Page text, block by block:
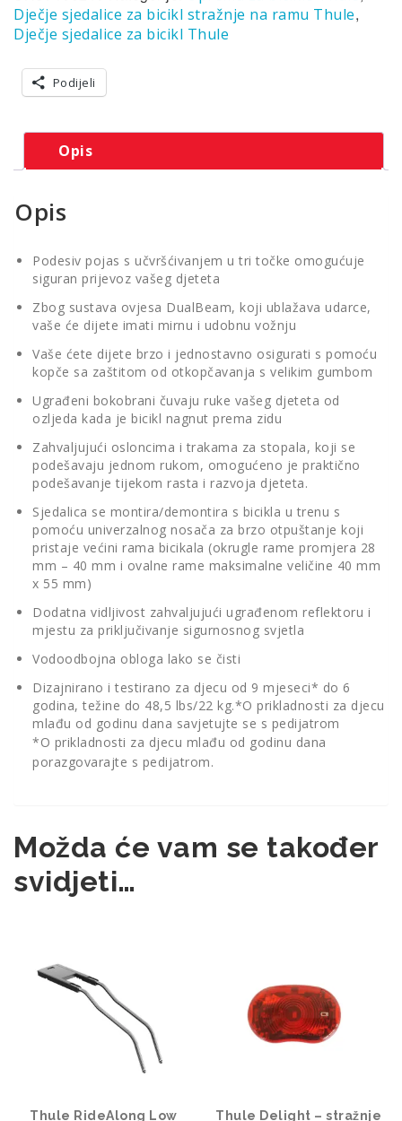
Thule
RideAlong
Lite
siva
Dječje sjedalice za bicikl stražnje na ramu Thule,
Dječje sjedalice za bicikl Thule
Podijeli
Opis
Opis
Podesiv pojas s učvršćivanjem u tri točke omogućuje
siguran prijevoz vašeg djeteta
Zbog sustava ovjesa DualBeam, koji ublažava udarce,
vaše će dijete imati mirnu i udobnu vožnju
Vaše ćete dijete brzo i jednostavno osigurati s pomoću
kopče sa zaštitom od otkopčavanja s velikim gumbom
Ugrađeni bokobrani čuvaju ruke vašeg djeteta od
ozljeda kada je bicikl nagnut prema zidu
Zahvaljujući osloncima i trakama za stopala, koji se
podešavaju jednom rukom, omogućeno je praktično
podešavanje tijekom rasta i razvoja djeteta.
Sjedalica se montira/demontira s bicikla u trenu s
pomoću univerzalnog nosača za brzo otpuštanje koji
pristaje većini rama bicikala (okrugle rame promjera 28
mm – 40 mm i ovalne rame maksimalne veličine 40 mm
x 55 mm)
Dodatna vidljivost zahvaljujući ugrađenom reflektoru i
mjestu za priključivanje sigurnosnog svjetla
Vodoodbojna obloga lako se čisti
Dizajnirano i testirano za djecu od 9 mjeseci* do 6
godina, težine do 48,5 lbs/22 kg.*O prikladnosti za djecu
mlađu od godinu dana savjetujte se s pedijatrom
*O prikladnosti za djecu mlađu od godinu dana
porazgovarajte s pedijatrom.
Možda će vam se također
svidjeti…
Thule RideAlong Low Thule Delight – stražnje